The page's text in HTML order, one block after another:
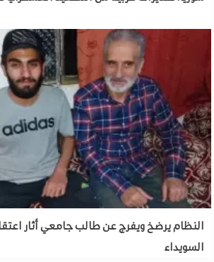
النظام يرضخ ويفرج عن طالب جامعي أثار
السويداء